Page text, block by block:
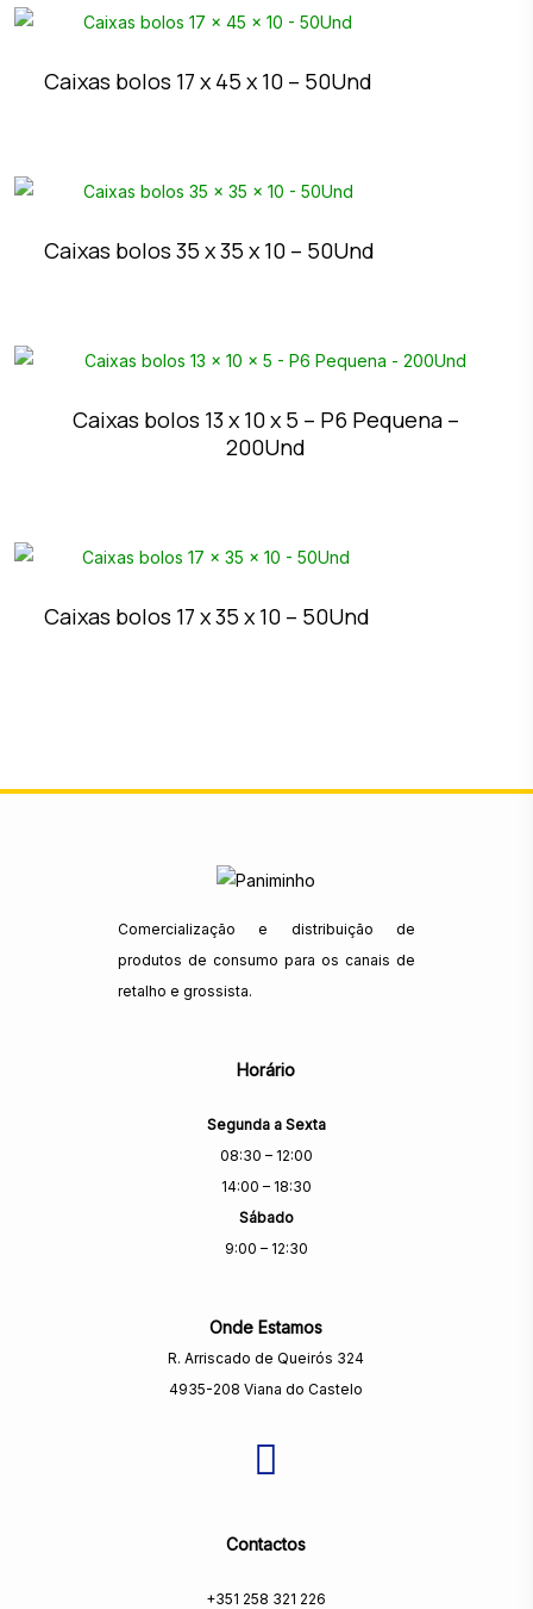
Caixas bolos 17 x 45 x 10 – 50Und
Caixas bolos 35 x 35 x 10 – 50Und
Caixas bolos 13 x 10 x 5 – P6 Pequena –
200Und
Caixas bolos 17 x 35 x 10 – 50Und
Comercialização e distribuição de
produtos de consumo para os canais de
retalho e grossista.
Horário
Segunda a Sexta
08:30 – 12:00
14:00 – 18:30
Sábado
9:00 – 12:30
Onde Estamos
R. Arriscado de Queirós 324
4935-208 Viana do Castelo
Contactos
+351 258 321 226